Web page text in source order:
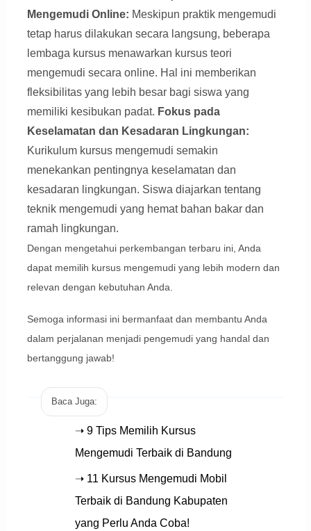
Mengemudi Online: Meskipun praktik mengemudi
tetap harus dilakukan secara langsung, beberapa
lembaga kursus menawarkan kursus teori
mengemudi secara online. Hal ini memberikan
fleksibilitas yang lebih besar bagi siswa yang
memiliki kesibukan padat. Fokus pada
Keselamatan dan Kesadaran Lingkungan:
Kurikulum kursus mengemudi semakin
menekankan pentingnya keselamatan dan
kesadaran lingkungan. Siswa diajarkan tentang
teknik mengemudi yang hemat bahan bakar dan
ramah lingkungan.
Dengan mengetahui perkembangan terbaru ini, Anda
dapat memilih kursus mengemudi yang lebih modern dan
relevan dengan kebutuhan Anda.
Semoga informasi ini bermanfaat dan membantu Anda
dalam perjalanan menjadi pengemudi yang handal dan
bertanggung jawab!
Baca Juga:
➝ 9 Tips Memilih Kursus
Mengemudi Terbaik di Bandung
➝ 11 Kursus Mengemudi Mobil
Terbaik di Bandung Kabupaten
yang Perlu Anda Coba!